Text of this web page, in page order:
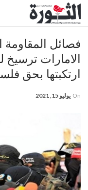
فصائل
الامارات ترسيخ
ارتكبتها بحق
On يوليو 15, 2021